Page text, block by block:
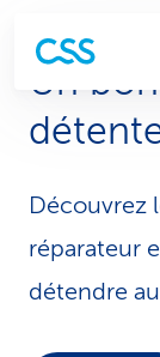
Un
Découvrez
réparateur
détendre